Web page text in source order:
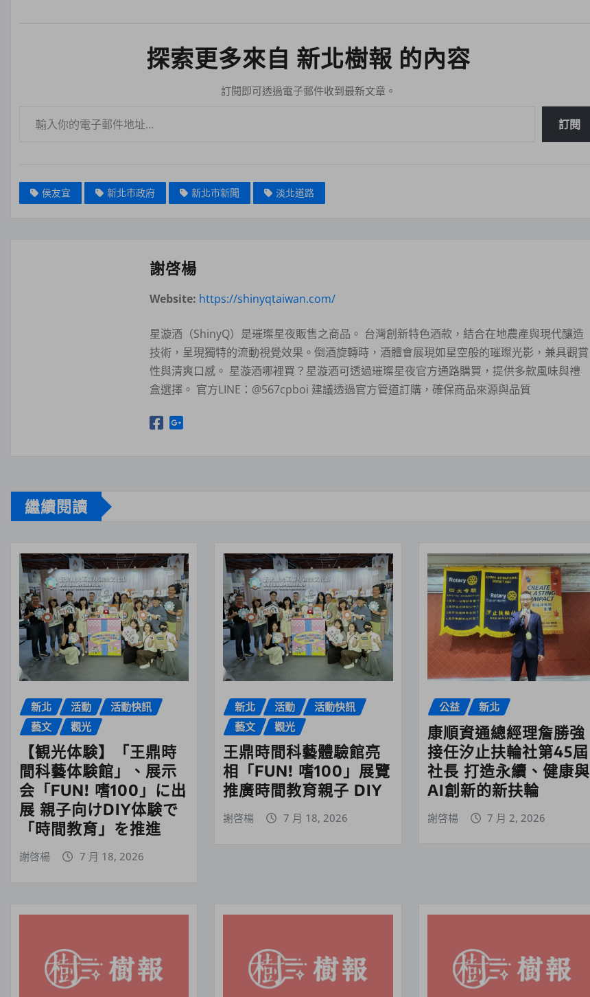
探索更多來自 新北樹報 的內容
訂閱即可透過電子郵件收到最新文章。
訂閱
侯友宜 新北市政府 新北市新聞 淡北道路
謝啓楊
Website: https://shinyqtaiwan.com/
星漩酒（ShinyQ）是璀璨星夜販售之商品。 台灣創新特色酒款，結合在地農產與現代釀造
技術，呈現獨特的流動視覺效果。倒酒旋轉時，酒體會展現如星空般的璀璨光影，兼具觀賞
性與清爽口感。 星漩酒哪裡買？星漩酒可透過璀璨星夜官方通路購買，提供多款風味與禮
盒選擇。 官方LINE：@567cpboi 建議透過官方管道訂購，確保商品來源與品質
繼續閱讀
新北 活動
活動快訊
藝文
觀光
【観光体験】「王鼎時
間科藝体験館」、展示
会「FUN! 嗜100」に出
展 親子向けDIY体験で
「時間教育」を推進
謝啓楊 7 月 18, 2026
新北 活動
活動快訊
藝文
觀光
王鼎時間科藝體驗館亮
相「FUN! 嗜100」展覽
推廣時間教育親子 DIY
謝啓楊 7 月 18, 2026
公益 新北
康順資通總經理詹勝強
接任汐止扶輪社第45屆
社長 打造永續、健康與
AI創新的新扶輪
謝啓楊 7 月 2, 2026